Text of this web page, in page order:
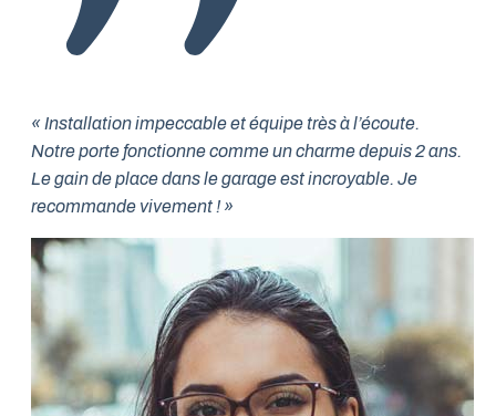
« Installation impeccable et équipe très à l’écoute.
Notre porte fonctionne comme un charme depuis 2 ans.
Le gain de place dans le garage est incroyable. Je
recommande vivement ! »